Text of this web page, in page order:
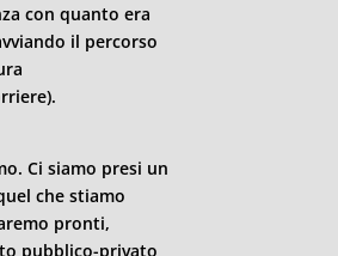
con quanto era
il percorso
Ci siamo presi un
che stiamo
pronti,
pubblico-privato